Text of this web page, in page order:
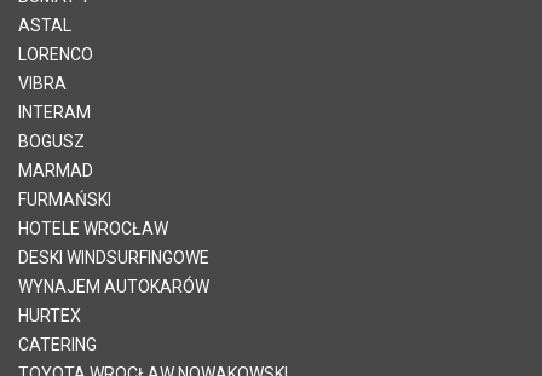
ASTAL
LORENCO
VIBRA
INTERAM
BOGUSZ
MARMAD
FURMAŃSKI
HOTELE WROCŁAW
DESKI WINDSURFINGOWE
WYNAJEM AUTOKARÓW
HURTEX
CATERING